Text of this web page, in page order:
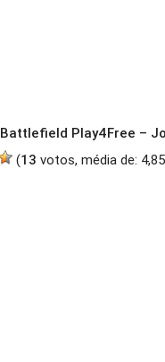
Battlefield Play4Free –
(13 votos, média de: 4,85